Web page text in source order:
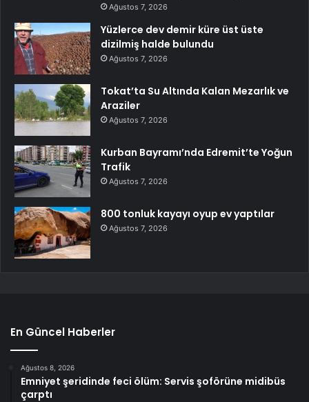
Ağustos 7, 2026
Yüzlerce dev demir küre üst üste
dizilmiş halde bulundu
Ağustos 7, 2026
Tokat’ta Su Altında Kalan Mezarlık ve
Araziler
Ağustos 7, 2026
Kurban Bayramı’nda Edremit’te Yoğun
Trafik
Ağustos 7, 2026
800 tonluk kayayı oyup ev yaptılar
Ağustos 7, 2026
En Güncel Haberler
Ağustos 8, 2026
Emniyet şeridinde feci ölüm: Servis şoförüne midibüs
çarptı